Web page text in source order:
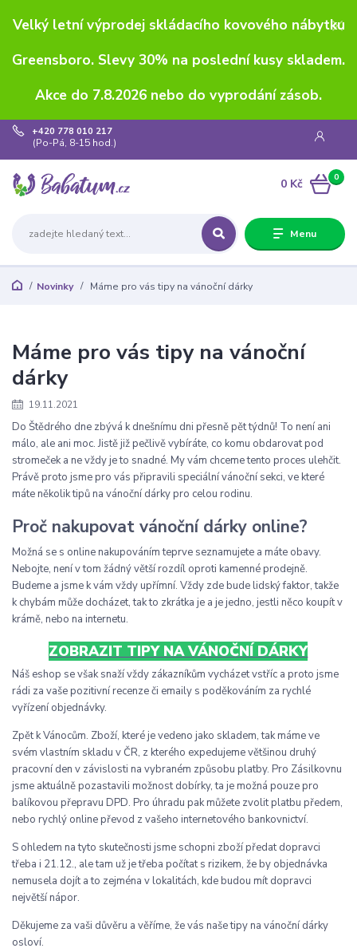
Velký letní výprodej skládacího kovového nábytku
Greensboro. Slevy 30% na poslední kusy skladem.
Akce do 7.8.2026 nebo do vyprodání zásob.
Menu
+420 778 010 217
(Po-Pá, 8-15 hod.)
0
0 Kč
Novinky Máme pro vás tipy na vánoční dárky
Máme pro vás tipy na vánoční
dárky
19.11.2021
Do Štědrého dne zbývá k dnešnímu dni přesně pět týdnů! To není ani
málo, ale ani moc. Jistě již pečlivě vybíráte, co komu obdarovat pod
stromeček a ne vždy je to snadné. My vám chceme tento proces ulehčit.
Právě proto jsme pro vás připravili speciální vánoční sekci, ve které
máte několik tipů na vánoční dárky pro celou rodinu.
Proč nakupovat vánoční dárky online?
Možná se s online nakupováním teprve seznamujete a máte obavy.
Nebojte, není v tom žádný větší rozdíl oproti kamenné prodejně.
Budeme a jsme k vám vždy upřímní. Vždy zde bude lidský faktor, takže
k chybám může docházet, tak to zkrátka je a je jedno, jestli něco koupít v
krámě, nebo na internetu.
ZOBRAZIT TIPY NA VÁNOČNÍ DÁRKY
Náš eshop se však snaží vždy zákazníkům vycházet vstříc a proto jsme
rádi za vaše pozitivní recenze či emaily s poděkováním za rychlé
vyřízení objednávky.
Zpět k Vánocům. Zboží, které je vedeno jako skladem, tak máme ve
svém vlastním skladu v ČR, z kterého expedujeme většinou druhý
pracovní den v závislosti na vybraném způsobu platby. Pro Zásilkovnu
jsme aktuálně pozastavili možnost dobírky, ta je možná pouze pro
balíkovou přepravu DPD. Pro úhradu pak můžete zvolit platbu předem,
nebo rychlý online převod z vašeho internetového bankovnictví.
S ohledem na tyto skutečnosti jsme schopni zboží předat dopravci
třeba i 21.12., ale tam už je třeba počítat s rizikem, že by objednávka
nemusela dojít a to zejména v lokalitách, kde budou mít dopravci
největší nápor.
Děkujeme za vaši důvěru a věříme, že vás naše tipy na vánoční dárky
osloví.